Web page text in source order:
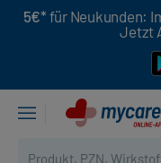
5€* für Neukunden:
Jetzt